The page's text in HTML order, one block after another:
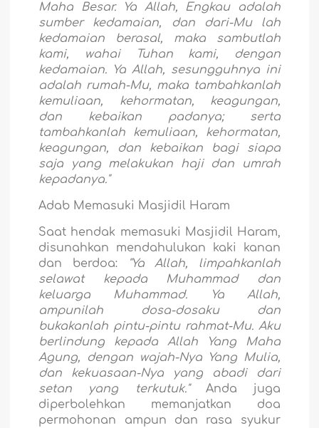
Maha Besar. Ya Allah, Engkau adalah
sumber kedamaian, dan dari-Mu lah
kedamaian berasal, maka sambutlah
kami, wahai Tuhan kami, dengan
kedamaian. Ya Allah, sesungguhnya ini
adalah rumah-Mu, maka tambahkanlah
kemuliaan, kehormatan, keagungan,
dan kebaikan padanya; serta
tambahkanlah kemuliaan, kehormatan,
keagungan, dan kebaikan bagi siapa
saja yang melakukan haji dan umrah
kepadanya."
Adab Memasuki Masjidil Haram
Saat hendak memasuki Masjidil Haram,
disunahkan mendahulukan kaki kanan
dan berdoa:
"Ya Allah, limpahkanlah
selawat kepada Muhammad dan
keluarga Muhammad. Ya Allah,
ampunilah dosa-dosaku dan
bukakanlah pintu-pintu rahmat-Mu. Aku
berlindung kepada Allah Yang Maha
Agung, dengan wajah-Nya Yang Mulia,
dan kekuasaan-Nya yang abadi dari
setan yang terkutuk."Anda juga
diperbolehkan memanjatkan doa
permohonan ampun dan rasa syukur